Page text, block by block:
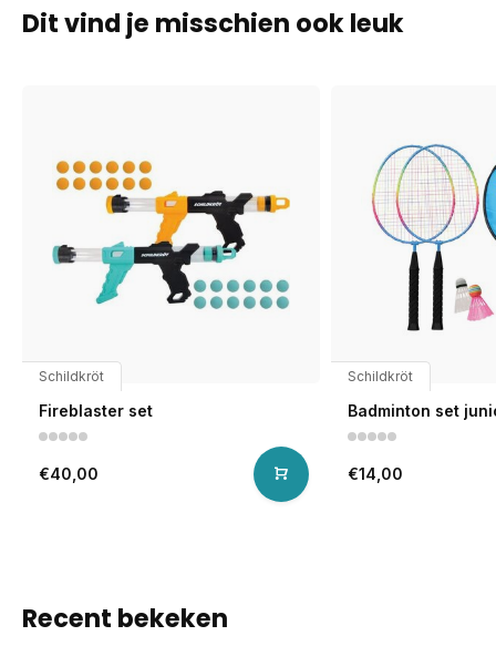
Dit vind je misschien ook leuk
Schildkröt
Fireblaster set
€40,00
Schildkröt
Badminton set
€14,00
Recent bekeken